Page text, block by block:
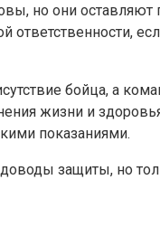
но они оставляют
ответственности,
бойца, а
жизни и
показаниями.
защиты, но